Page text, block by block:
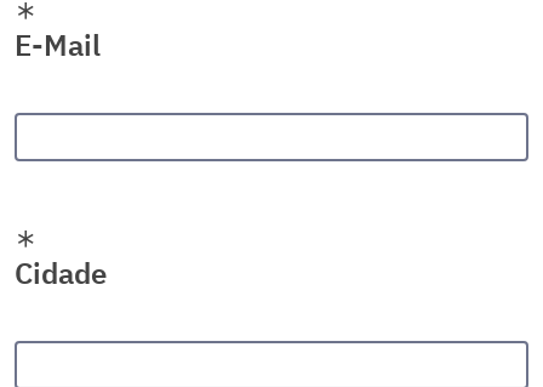
E-Mail
Cidade